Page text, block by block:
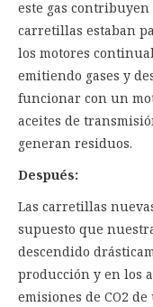
este gas
carretillas estaban
los motores
emitiendo gases y
funcionar con un
aceites de
generan residuos.
Después:
Las carretillas
supuesto que
descendido
producción y en los
emisiones de CO2